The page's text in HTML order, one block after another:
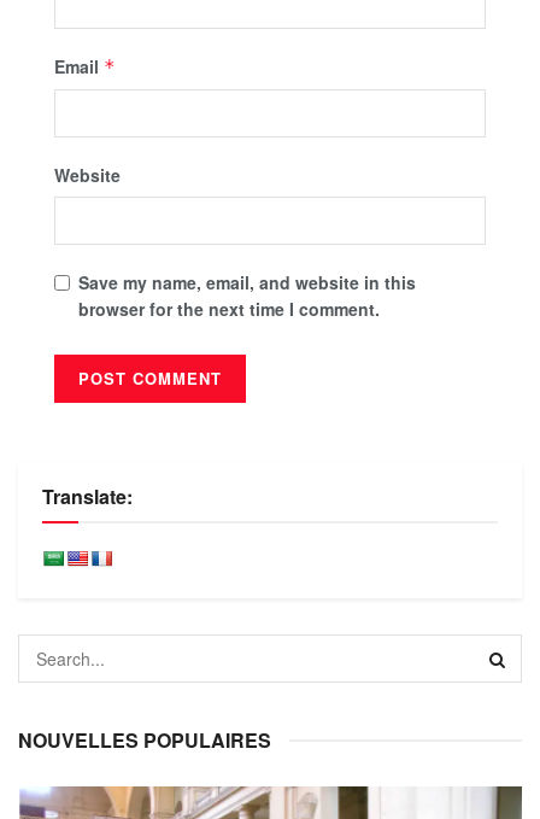
Email *
Website
Save my name, email, and website in this
browser for the next time I comment.
Translate:
NOUVELLES POPULAIRES